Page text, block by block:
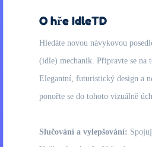
O hře IdleTD
Hledáte novou návykovou
(idle) mechanik. Připravte se na
Elegantní, futuristický design a
ponořte se do tohoto vizuálně
Slučování a vylepšování: